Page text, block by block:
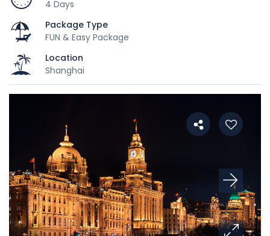
4 Days
Package Type
FUN & Easy Package
Location
Shanghai